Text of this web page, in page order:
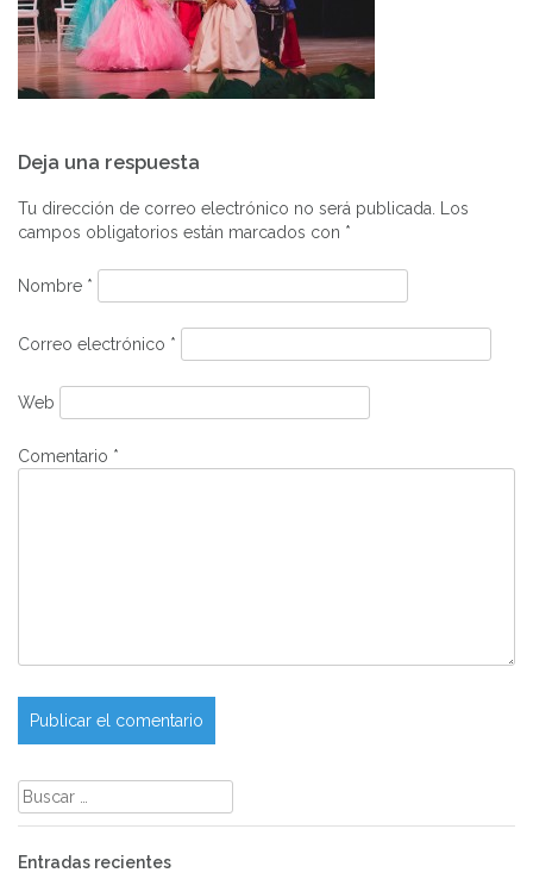
de
entradas
Deja una respuesta
Tu dirección de correo electrónico no será publicada. Los
campos obligatorios están marcados con *
Nombre *
Correo electrónico *
Web
Comentario *
Buscar:
Entradas recientes